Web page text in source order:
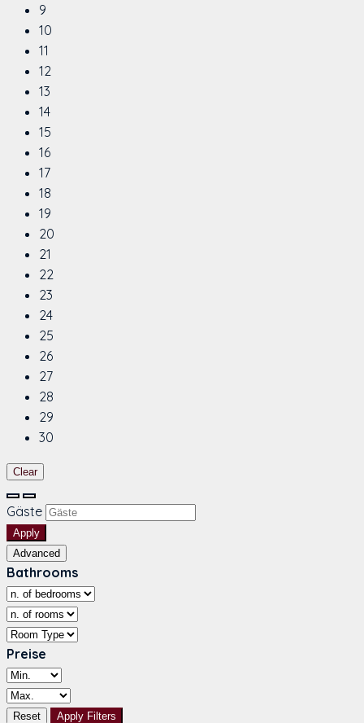
9
10
11
12
13
14
15
16
17
18
19
20
21
22
23
24
25
26
27
28
29
30
Clear
Gäste
Apply
Advanced
Bathrooms
Preise
Reset
Apply Filters